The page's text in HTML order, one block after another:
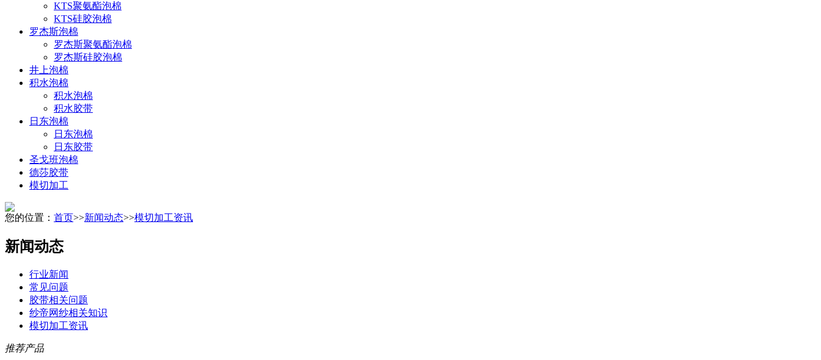
KTS聚氨酯泡棉
KTS硅胶泡棉
罗杰斯泡棉
罗杰斯聚氨酯泡棉
罗杰斯硅胶泡棉
井上泡棉
积水泡棉
积水泡棉
积水胶带
日东泡棉
日东泡棉
日东胶带
圣戈班泡棉
德莎胶带
模切加工
您的位置： 首页>>新闻动态>>模切加工资讯
新闻动态
行业新闻
常见问题
胶带相关问题
纱帝网纱相关知识
模切加工资讯
推荐产品